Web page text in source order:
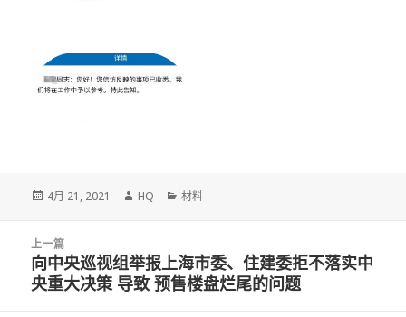
发
4月 21, 2021
作
HQ
分
材料
上一篇
上
篇
向中央巡视组举报上海市委、住建委拒不落实中
央重大决策 导致 预售楼盘烂尾的问题